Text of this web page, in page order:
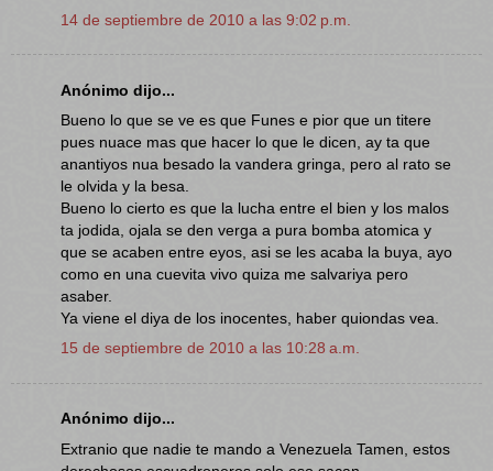
14 de septiembre de 2010 a las 9:02 p.m.
Anónimo dijo...
Bueno lo que se ve es que Funes e pior que un titere
pues nuace mas que hacer lo que le dicen, ay ta que
anantiyos nua besado la vandera gringa, pero al rato se
le olvida y la besa.
Bueno lo cierto es que la lucha entre el bien y los malos
ta jodida, ojala se den verga a pura bomba atomica y
que se acaben entre eyos, asi se les acaba la buya, ayo
como en una cuevita vivo quiza me salvariya pero
asaber.
Ya viene el diya de los inocentes, haber quiondas vea.
15 de septiembre de 2010 a las 10:28 a.m.
Anónimo dijo...
Extranio que nadie te mando a Venezuela Tamen, estos